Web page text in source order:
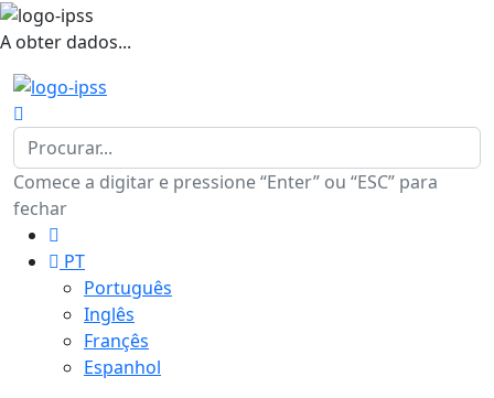
A obter dados...
Comece a digitar e pressione “Enter” ou “ESC” para
fechar
PT
Português
Inglês
Françês
Espanhol